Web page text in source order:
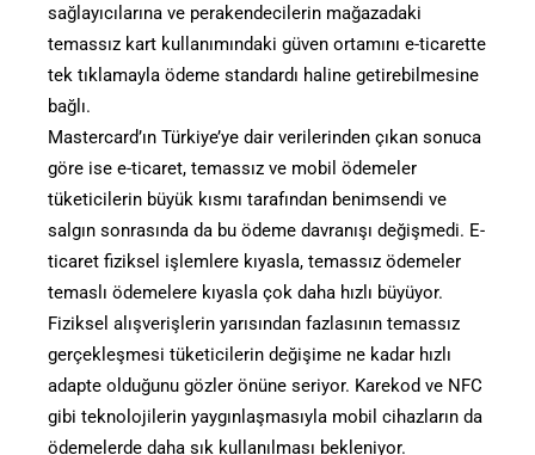
sağlayıcılarına ve perakendecilerin mağazadaki
temassız kart kullanımındaki güven ortamını e-ticarette
tek tıklamayla ödeme standardı haline getirebilmesine
bağlı.
Mastercard’ın Türkiye’ye dair verilerinden çıkan sonuca
göre ise e-ticaret, temassız ve mobil ödemeler
tüketicilerin büyük kısmı tarafından benimsendi ve
salgın sonrasında da bu ödeme davranışı değişmedi. E-
ticaret fiziksel işlemlere kıyasla, temassız ödemeler
temaslı ödemelere kıyasla çok daha hızlı büyüyor.
Fiziksel alışverişlerin yarısından fazlasının temassız
gerçekleşmesi tüketicilerin değişime ne kadar hızlı
adapte olduğunu gözler önüne seriyor. Karekod ve NFC
gibi teknolojilerin yaygınlaşmasıyla mobil cihazların da
ödemelerde daha sık kullanılması bekleniyor.